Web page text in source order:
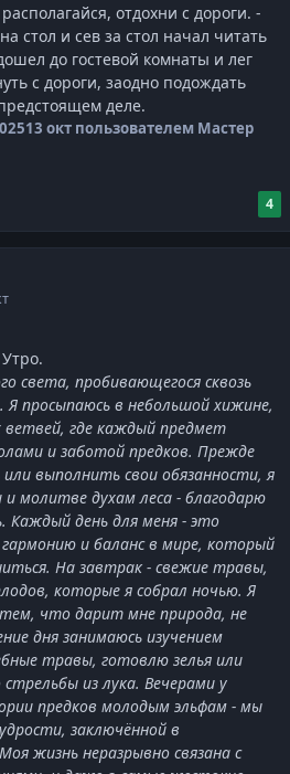
отдохни с дороги. -
стол и сев за стол начал читать
до гостевой комнаты и лег
с дороги, заодно подождать
деле.
13 октпользователем Мастер
4
света, пробивающегося сквозь
Я просыпаюсь в небольшой хижине,
ветвей, где каждый предмет
и заботой предков. Прежде
выполнить свои обязанности, я
молитве духам леса - благодарю
Каждый день для меня - это
и баланс в мире, который
На завтрак - свежие травы,
которые я собрал ночью. Я
что дарит мне природа, не
дня занимаюсь изучением
травы, готовлю зелья или
из лука. Вечерами у
предков молодым эльфам - мы
заключённой в
жизнь неразрывно связана с